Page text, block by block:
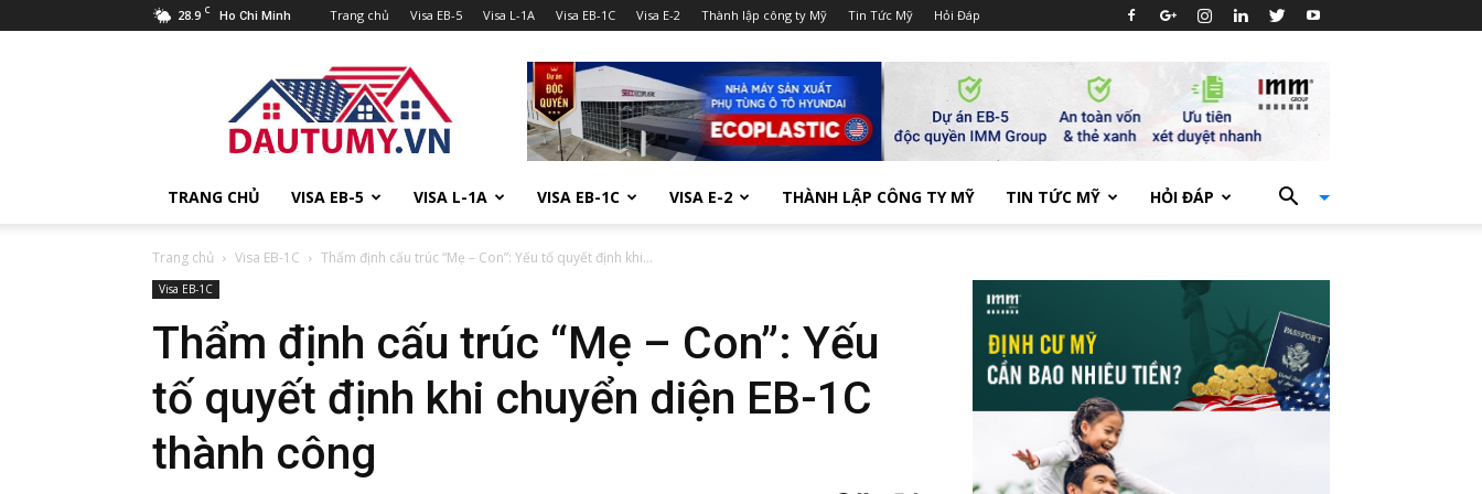
28.9 C Ho Chi Minh Trang chủ Visa EB-5 Visa L-1A Visa EB-1C Visa E-2 Thành lập công ty Mỹ Tin Tức Mỹ Hỏi Đáp
Mỹ
TRANG CHỦ VISA EB-5 VISA L-1A VISA EB-1C VISA E-2 THÀNH LẬP CÔNG TY MỸ TIN TỨC MỸ HỎI ĐÁP
Trang chủ Visa EB-1C Thẩm định cấu trúc “Mẹ – Con”: Yếu tố quyết định khi...
Visa EB-1C
Thẩm định cấu trúc “Mẹ – Con”: Yếu
tố quyết định khi chuyển diện EB-1C
thành công